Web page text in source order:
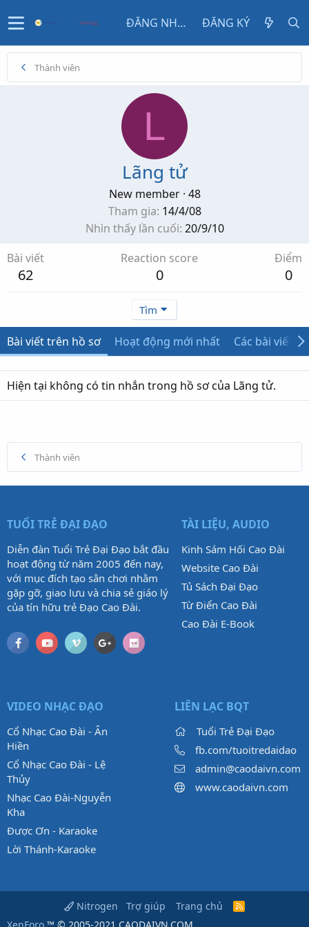
ĐĂNG NHẬP ĐĂNG KÝ
Thành viên
L
Lãng tử
New member · 48
Tham gia 14/4/08
Nhìn thấy lần cuối 20/9/10
Bài viết
62
Reaction score
0
Điểm
0
Tìm
Bài viết trên hồ sơ Hoạt động mới nhất Các bài viết
Hiện tại không có tin nhắn trong hồ sơ của Lãng tử.
Thành viên
TUỔI TRẺ ĐẠI ĐẠO
Diễn đàn Tuổi Trẻ Đại Đạo bắt đầu
hoạt động từ năm 2005 đến nay,
với mục đích tạo sân chơi nhằm
gặp gỡ, giao lưu và chia sẻ giáo lý
của tín hữu trẻ Đạo Cao Đài.
TÀI LIỆU, AUDIO
Kinh Sám Hối Cao Đài
Website Cao Đài
Tủ Sách Đại Đạo
Từ Điển Cao Đài
Cao Đài E-Book
VIDEO NHẠC ĐẠO
Cổ Nhạc Cao Đài - Ân
Hiền
Cổ Nhạc Cao Đài - Lệ
Thủy
Nhạc Cao Đài-Nguyễn
Kha
Được Ơn - Karaoke
Lời Thánh-Karaoke
LIÊN LẠC BQT
Tuổi Trẻ Đại Đạo
fb.com/tuoitredaidao
admin@caodaivn.com
www.caodaivn.com
Nitrogen Trợ giúp Trang chủ
R